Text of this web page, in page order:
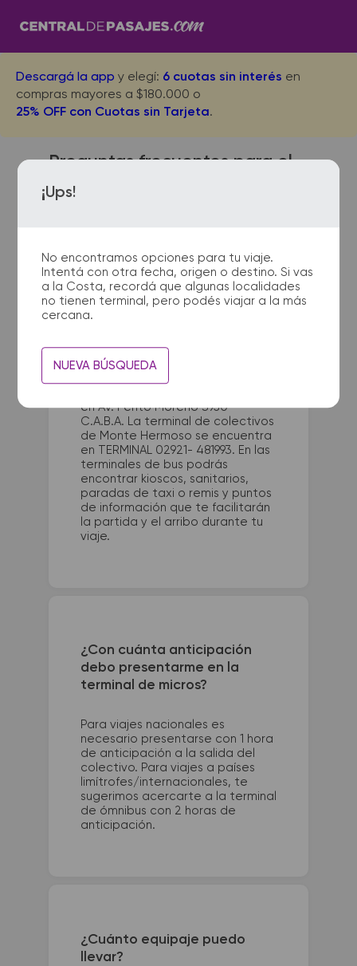
Descargá la app y elegí: 6 cuotas sin interés en
compras mayores a $180.000 o
25% OFF con Cuotas sin Tarjeta.
¡Ups!
No encontramos opciones para tu viaje.
Intentá con otra fecha, origen o destino. Si vas
a la Costa, recordá que algunas localidades
no tienen terminal, pero podés viajar a la más
cercana.
NUEVA BÚSQUEDA
Preguntas frecuentes para el
viaje desde Term. Dellepiane
Bs.As. a Monte Hermoso
¿Dónde quedan las
terminales de micro de Term.
Dellepiane Bs.As. a Monte
La terminal de ómnibus de Term.
en Av. Perito Moreno 3950 -
C.A.B.A. La terminal de colectivos
de Monte Hermoso se encuentra
en TERMINAL 02921- 481993. En las
terminales de bus podrás
encontrar kioscos, sanitarios,
paradas de taxi o remis y puntos
de información que te facilitarán
la partida y el arribo durante tu
viaje.
¿Con cuánta anticipación
debo presentarme en la
terminal de micros?
Para viajes nacionales es
necesario presentarse con 1 hora
de anticipación a la salida del
colectivo. Para viajes a países
limítrofes/internacionales, te
sugerimos acercarte a la terminal
de ómnibus con 2 horas de
anticipación.
¿Cuánto equipaje puedo
llevar?